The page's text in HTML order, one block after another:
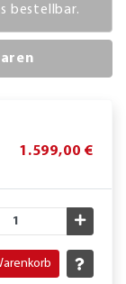
bestellbar.
1.599,00 €
Menge